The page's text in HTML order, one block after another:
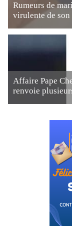
Rumeurs de
virulente de
Affaire Pape
renvoie